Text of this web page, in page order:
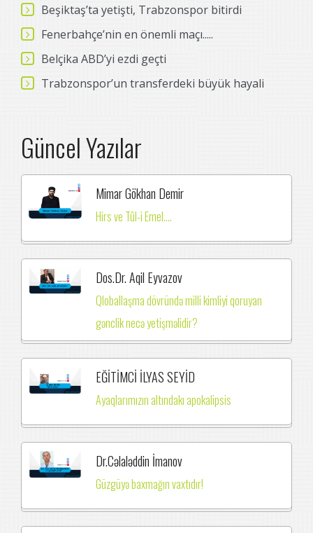
Beşiktaş’ta yetişti, Trabzonspor bitirdi
Fenerbahçe’nin en önemli maçı.....
Belçika ABD’yi ezdi geçti
Trabzonspor’un transferdeki büyük hayali
Güncel Yazılar
Mimar Gökhan Demir
Hirs ve Tûl-i Emel....
Dos.Dr. Aqil Eyvazov
Qloballaşma dövründə milli kimliyi qoruyan
gənclik necə yetişməlidir?
EĞİTİMCİ İLYAS SEYİD
Ayaqlarımızın altındakı apokalipsis
Dr.Cəlaləddin İmanov
Güzgüyə baxmağın vaxtıdır!